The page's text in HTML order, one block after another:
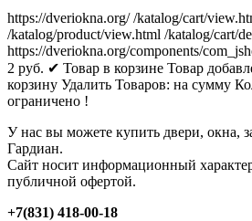
https://dveriokna.org/ /katalog/cart/
/katalog/product/view.html /katalog/cart/
https://dveriokna.org/components/
2 руб. ✔ Товар в корзине Товар
корзину Удалить Товаров: на сумму
ограничено !
У нас вы можете купить двери, окна,
Гардиан.
Сайт носит информационный
публичной офертой.
+7(831) 418-00-18